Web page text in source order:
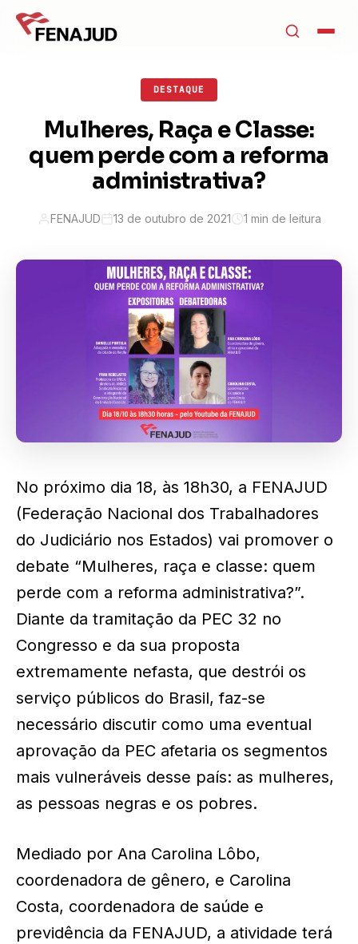
DESTAQUE
Mulheres, Raça e Classe:
quem perde com a reforma
administrativa?
FENAJUD 13 de outubro de 2021 1 min de leitura
No próximo dia 18, às 18h30, a FENAJUD
(Federação Nacional dos Trabalhadores
do Judiciário nos Estados) vai promover o
debate “Mulheres, raça e classe: quem
perde com a reforma administrativa?”.
Diante da tramitação da PEC 32 no
Congresso e da sua proposta
extremamente nefasta, que destrói os
serviço públicos do Brasil, faz-se
necessário discutir como uma eventual
aprovação da PEC afetaria os segmentos
mais vulneráveis desse país: as mulheres,
as pessoas negras e os pobres.
Mediado por Ana Carolina Lôbo,
coordenadora de gênero, e Carolina
Costa, coordenadora de saúde e
previdência da FENAJUD, a atividade terá